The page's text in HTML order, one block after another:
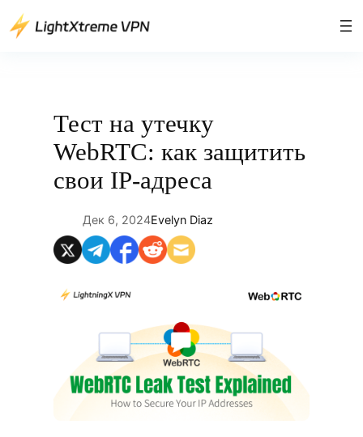
Перейти
Тест на утечку
WebRTC: как защитить
свои IP-адреса
Дек 6, 2024Evelyn Diaz